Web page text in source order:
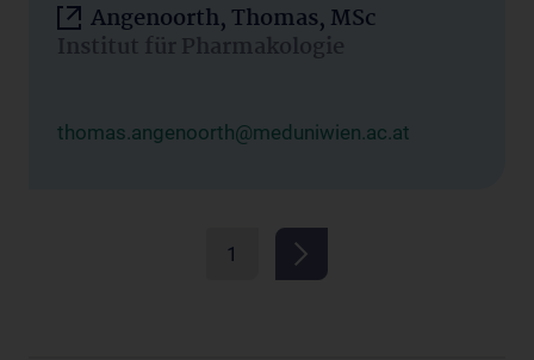
Angenoorth, Thomas, MSc
Institut für Pharmakologie
thomas.angenoorth@meduniwien.ac.at
1